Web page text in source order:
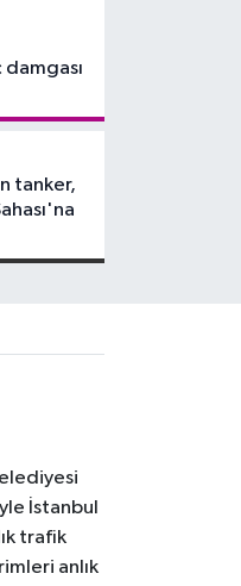
tanker,
İstanbul
trafik
anlık